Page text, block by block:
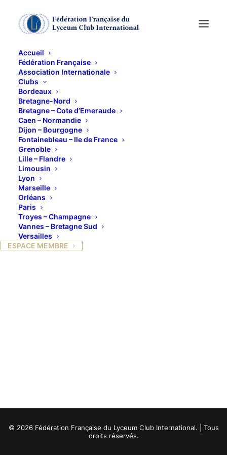
Accueil
Fédération Française
Association Internationale
Clubs
Bordeaux
Bretagne-Nord
Bretagne – Cote d’Emeraude
Caen – Normandie
Dijon – Bourgogne
Fontainebleau – Ile de France
Grenoble
Lille – Flandre
Limousin
Lyon
Marseille
Orléans
Paris
Troyes – Champagne
Vannes – Bretagne Sud
Versailles
ESPACE MEMBRE
Collage juin 2025
16 JUIN 2025
© 2026 Fédération Française du Lyceum Club International. | Tous
droits réservés.